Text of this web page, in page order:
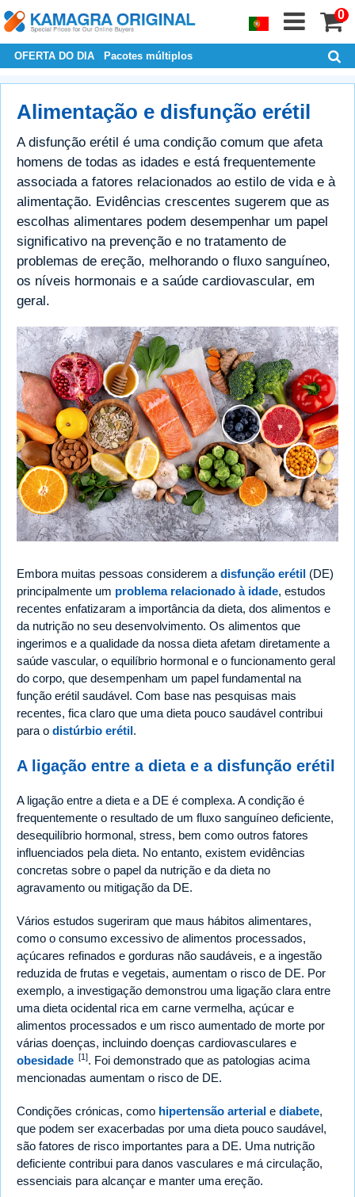
0
OFERTA DO DIA Pacotes múltiplos
Alimentação e disfunção erétil
A disfunção erétil é uma condição comum que afeta
homens de todas as idades e está frequentemente
associada a fatores relacionados ao estilo de vida e à
alimentação. Evidências crescentes sugerem que as
escolhas alimentares podem desempenhar um papel
significativo na prevenção e no tratamento de
problemas de ereção, melhorando o fluxo sanguíneo,
os níveis hormonais e a saúde cardiovascular, em
geral.
Embora muitas pessoas considerem a disfunção erétil (DE)
principalmente um problema relacionado à idade, estudos
recentes enfatizaram a importância da dieta, dos alimentos e
da nutrição no seu desenvolvimento. Os alimentos que
ingerimos e a qualidade da nossa dieta afetam diretamente a
saúde vascular, o equilíbrio hormonal e o funcionamento geral
do corpo, que desempenham um papel fundamental na
função erétil saudável. Com base nas pesquisas mais
recentes, fica claro que uma dieta pouco saudável contribui
para o distúrbio erétil.
A ligação entre a dieta e a disfunção erétil
A ligação entre a dieta e a DE é complexa. A condição é
frequentemente o resultado de um fluxo sanguíneo deficiente,
desequilíbrio hormonal, stress, bem como outros fatores
influenciados pela dieta. No entanto, existem evidências
concretas sobre o papel da nutrição e da dieta no
agravamento ou mitigação da DE.
Vários estudos sugeriram que maus hábitos alimentares,
como o consumo excessivo de alimentos processados,
açúcares refinados e gorduras não saudáveis, e a ingestão
reduzida de frutas e vegetais, aumentam o risco de DE. Por
exemplo, a investigação demonstrou uma ligação clara entre
uma dieta ocidental rica em carne vermelha, açúcar e
alimentos processados e um risco aumentado de morte por
várias doenças, incluindo doenças cardiovasculares e
obesidade [1]. Foi demonstrado que as patologias acima
mencionadas aumentam o risco de DE.
Condições crónicas, como hipertensão arterial e diabete,
que podem ser exacerbadas por uma dieta pouco saudável,
são fatores de risco importantes para a DE. Uma nutrição
deficiente contribui para danos vasculares e má circulação,
essenciais para alcançar e manter uma ereção.